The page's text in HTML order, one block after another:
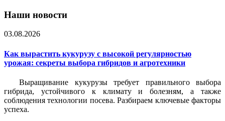
Наши новости
03.08.2026
Как вырастить кукурузу с высокой регулярностью
урожая: секреты выбора гибридов и агротехники
Выращивание кукурузы требует правильного выбора
гибрида, устойчивого к климату и болезням, а также
соблюдения технологии посева. Разбираем ключевые факторы
успеха.